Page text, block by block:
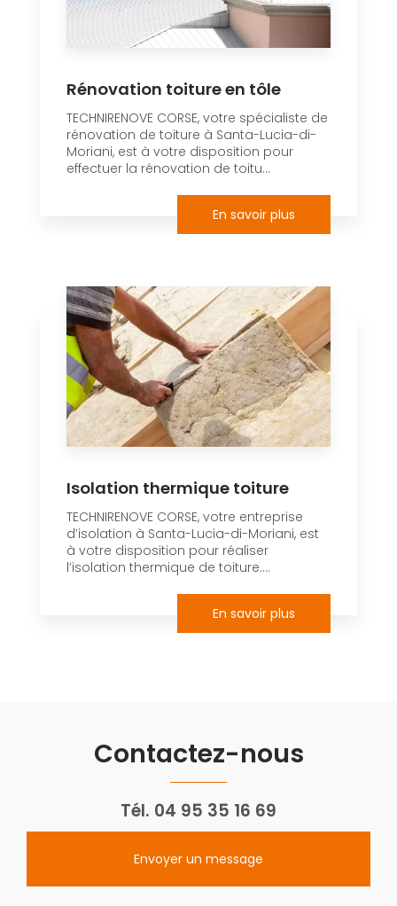
Rénovation toiture en tôle
TECHNIRENOVE CORSE, votre spécialiste de
rénovation de toiture à Santa-Lucia-di-
Moriani, est à votre disposition pour
effectuer la rénovation de toitu...
En savoir plus
Isolation thermique toiture
TECHNIRENOVE CORSE, votre entreprise
d’isolation à Santa-Lucia-di-Moriani, est
à votre disposition pour réaliser
l’isolation thermique de toiture....
En savoir plus
Contactez-nous
Tél. 04 95 35 16 69
Envoyer un message